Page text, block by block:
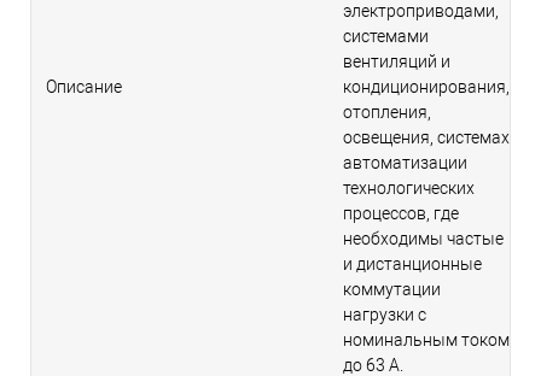
Описание
электроприводами,
системами
вентиляций и
кондиционирования,
отопления,
освещения, системах
автоматизации
технологических
процессов, где
необходимы частые
и дистанционные
коммутации
нагрузки с
номинальным током
до 63 А.